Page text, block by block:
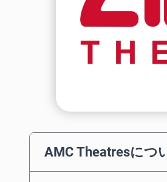
AMC Theatresにつ